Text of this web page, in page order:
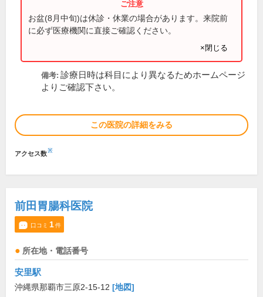
お盆(8月中旬)は休診・休業の場合があります。来院前
に必ず医療機関に直接ご確認ください。
×閉じる
備考: 診療日時は科目により異なるためホームページ
よりご確認下さい。
この医院の詳細をみる
アクセス数※
前田胃腸科医院
口コミ 1件
所在地・電話番号
安里駅
沖縄県那覇市三原2-15-12 [地図]